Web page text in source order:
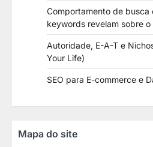
Comportamento de busca
keywords revelam sobre o
Autoridade, E-A-T e
Your Life)
SEO para E-commerce e
Mapa do site